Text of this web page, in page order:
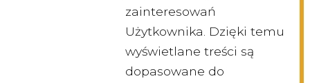
zainteresowań
Użytkownika. Dzięki temu
wyświetlane treści są
dopasowane do